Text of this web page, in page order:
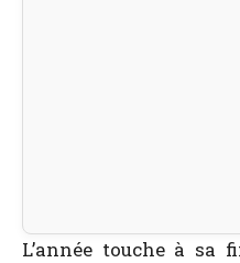
L’année touche à